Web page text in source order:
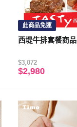
此商品免運
西堤牛排套餐商
$3,072
$2,980